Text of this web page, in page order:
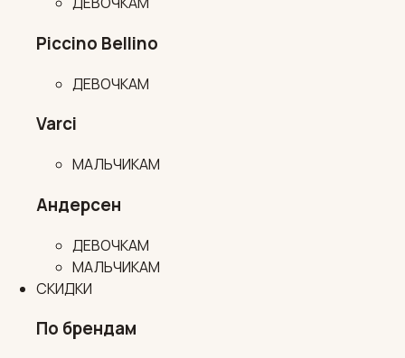
Piccino Bellino
ДЕВОЧКАМ
Varci
МАЛЬЧИКАМ
Андерсен
ДЕВОЧКАМ
МАЛЬЧИКАМ
СКИДКИ
По брендам